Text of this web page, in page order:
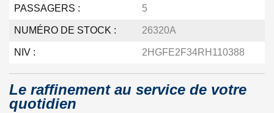
PASSAGERS : 5
NUMÉRO DE STOCK : 26320A
NIV : 2HGFE2F34RH110388
Le raffinement au service de votre
quotidien